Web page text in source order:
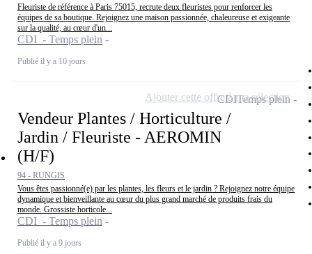
Fleuriste de référence à Paris 75015, recrute deux fleuristes pour renforcer les
équipes de sa boutique. Rejoignez une maison passionnée, chaleureuse et exigeante
sur la qualité, au cœur d'un...
CDI - Temps plein
Publié il y a 10 jours
Vendeur Plantes / Horticulture /
Jardin / Fleuriste - AEROMIN
(H/F)
94 - RUNGIS
Vous êtes passionné(e) par les plantes, les fleurs et le jardin ? Rejoignez notre équipe
dynamique et bienveillante au cœur du plus grand marché de produits frais du
monde. Grossiste horticole...
CDI - Temps plein
Publié il y a 9 jours
CDITemps plein
Ajouter cette offre à ma sélection